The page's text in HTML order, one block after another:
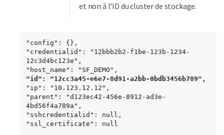
et non à l'ID du cluster de stockage.
"config": {},
"credentialid": "12bbb2b2-f1be-123b-1234-
12c3d4bc123e",
"id": "12cc3a45-e6e7-8d91-a2bb-0bdb3456b789",
"ip": "10.123.12.12",
"parent": "d123ec42-456e-8912-ad3e-
4bd56f4a789a",
"sshcredentialid": null,
"ssl_certificate": null